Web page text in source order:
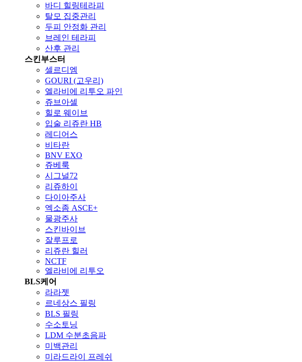
바디 힐링테라피
탈모 집중관리
두피 안정화 관리
브레인 테라피
산후 관리
스킨부스터
셀르디엠
GOURI (고우리)
엘라비에 리투오 파인
쥬브아셀
힐로 웨이브
입술 리쥬란 HB
레디어스
비타란
BNV EXO
쥬베룩
시그널72
리쥬하이
다이아주사
엑소좀 ASCE+
물광주사
스킨바이브
잘루프로
리쥬란 힐러
NCTF
엘라비에 리투오
BLS케어
라라젯
르네상스 필링
BLS 필링
수소토닝
LDM 수분초음파
미백관리
미라드라이 프레쉬